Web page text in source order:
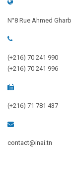
N°8 Rue Ahmed
(+216) 70 241 990
(+216) 70 241 996
(+216) 71 781 437
contact@inai.tn